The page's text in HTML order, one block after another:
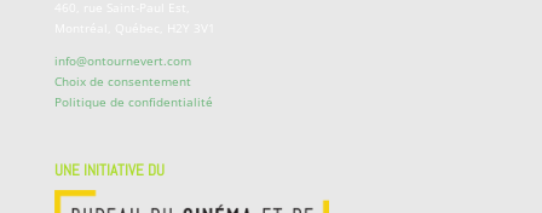
info@ontournevert.com
Choix de consentement
Politique de confidentialité
UNE INITIATIVE DU